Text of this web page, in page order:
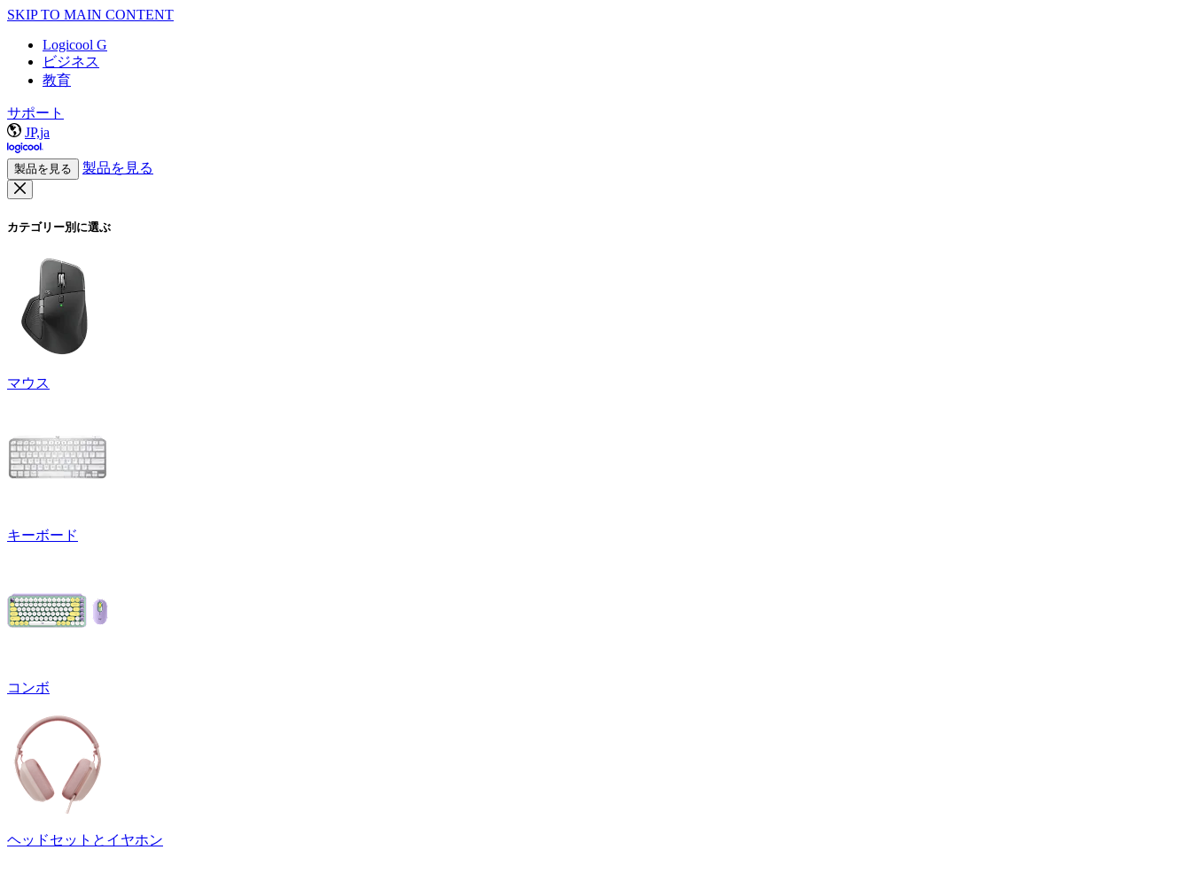
SKIP TO MAIN CONTENT
Logicool G
ビジネス
教育
サポート
JP,ja
製品を見る 製品を見る
カテゴリー別に選ぶ
マウス
キーボード
コンボ
ヘッドセットとイヤホン